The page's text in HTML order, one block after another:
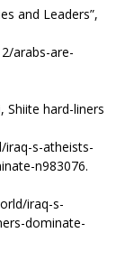
and Leaders”,
arabs-are-
Shiite hard-liners
iraq-s-atheists-
n983076.
iraq-s-
dominate-